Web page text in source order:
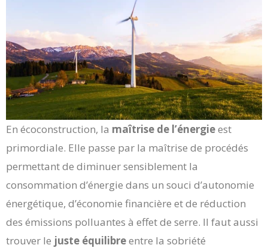
En écoconstruction, la maîtrise de l’énergieest
primordiale. Elle passe par la maîtrise de procédés
permettant de diminuer sensiblement la
consommation d’énergie dans un souci d’autonomie
énergétique, d’économie financière et de réduction
des émissions polluantes à effet de serre. Il faut aussi
trouver le juste équilibreentre la sobriété